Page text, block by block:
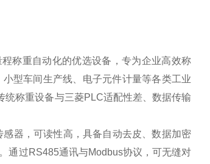
称重自动化的优选设备，专为企业高效称
型车间生产线、电子元件计量等各类工业
称重设备与三菱PLC适配性差、数据传输
器，可读性高，具备自动去皮、数据加密
通过RS485通讯与Modbus协议，可无缝对